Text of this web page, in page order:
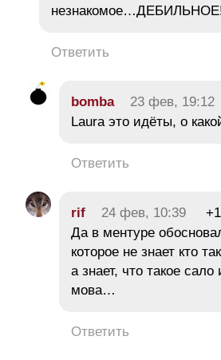
Ответить
bomba 23 фев, 19:12
Laura это идёты, о
Ответить
rif 24 фев, 10:39
+1
Да в ментуре
которое не знает кто
а знает, что такое сало
мова…
Ответить